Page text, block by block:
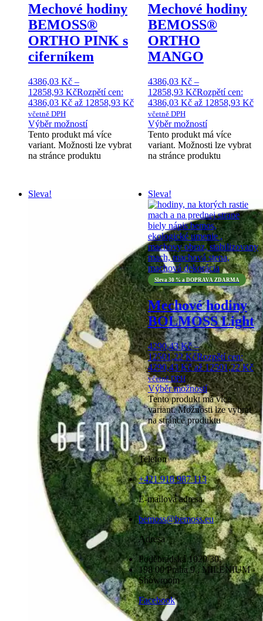
Mechové hodiny
BEMOSS®
ORTHO PINK s
ciferníkem
4386,03 Kč –
12858,93 KčRozpětí cen:
4386,03 Kč až 12858,93 Kč
včetně DPH
Výběr možností
Tento produkt má více
variant. Možnosti lze vybrat
na stránce produktu
Mechové hodiny
BEMOSS®
ORTHO
MANGO
4386,03 Kč –
12858,93 KčRozpětí cen:
4386,03 Kč až 12858,93 Kč
včetně DPH
Výběr možností
Tento produkt má více
variant. Možnosti lze vybrat
na stránce produktu
Sleva! Sleva!
Sleva 30 % a DOPRAVA ZDARMA
Mechové hodiny
BOLMOSS Light
4290,43Kč –
12501,22KčRozpětí cen:
4290,43 Kč až 12501,22 Kč
včetně DPH
Výběr možností
Tento produkt má více
variant. Možnosti lze vybrat
na stránce produktu
Telefon
+421 918 987 113
E-mailová adresa
bemoss@bemoss.eu
Adresa
Poděbradská 1020/30,
198 00 Praha 9 , MILENIUM -
Showroom
Facebook